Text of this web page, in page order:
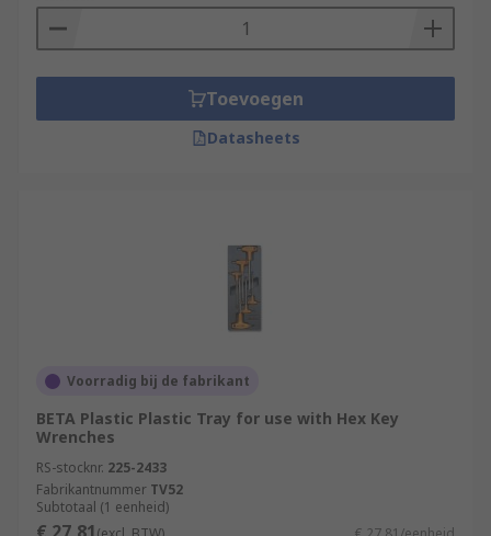
Toevoegen
Datasheets
Voorradig bij de fabrikant
BETA Plastic Plastic Tray for use with Hex Key
Wrenches
RS-stocknr. 225-2433
Fabrikantnummer TV52
Subtotaal (1 eenheid)